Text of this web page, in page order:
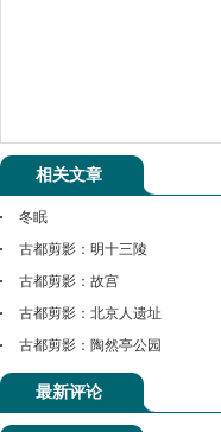
相关文章
冬眠
古都剪影：明十三陵
古都剪影：故宫
古都剪影：北京人遗址
古都剪影：陶然亭公园
最新评论